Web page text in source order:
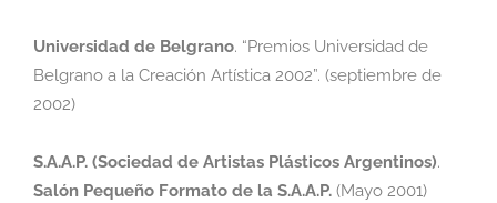
Universidad de Belgrano. “Premios Universidad de
Belgrano a la Creación Artística 2002”. (septiembre de
2002)
S.A.A.P. (Sociedad de Artistas Plásticos Argentinos).
Salón Pequeño Formato de la S.A.A.P. (Mayo 2001)